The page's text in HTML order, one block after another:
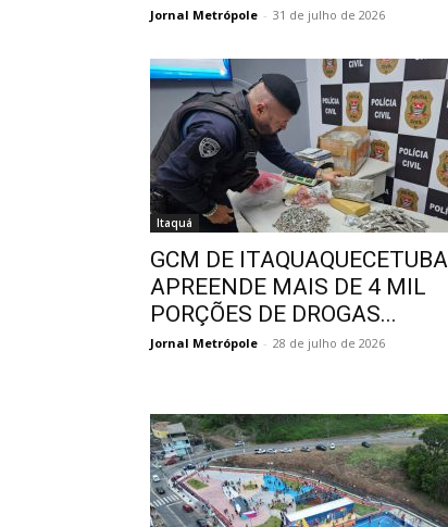
Jornal Metrópole - 31 de julho de 2026
Itaquá
GCM DE ITAQUAQUECETUBA
APREENDE MAIS DE 4 MIL
PORÇÕES DE DROGAS...
Jornal Metrópole - 28 de julho de 2026